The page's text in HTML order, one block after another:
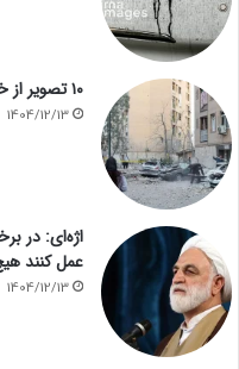
۱۰ تصویر از خسارت حمله هوایی به خیابان‌های تهران
1404/12/13
اژه‌ای: در
عمل کنند
1404/12/13